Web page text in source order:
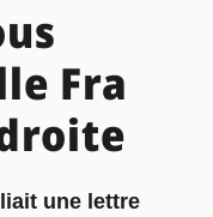
Fra
une lettre